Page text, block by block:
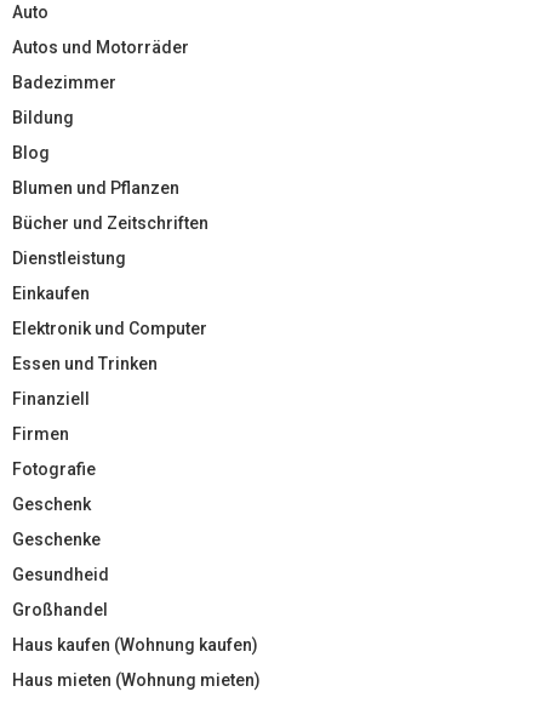
Auto
Autos und Motorräder
Badezimmer
Bildung
Blog
Blumen und Pflanzen
Bücher und Zeitschriften
Dienstleistung
Einkaufen
Elektronik und Computer
Essen und Trinken
Finanziell
Firmen
Fotografie
Geschenk
Geschenke
Gesundheid
Großhandel
Haus kaufen (Wohnung kaufen)
Haus mieten (Wohnung mieten)